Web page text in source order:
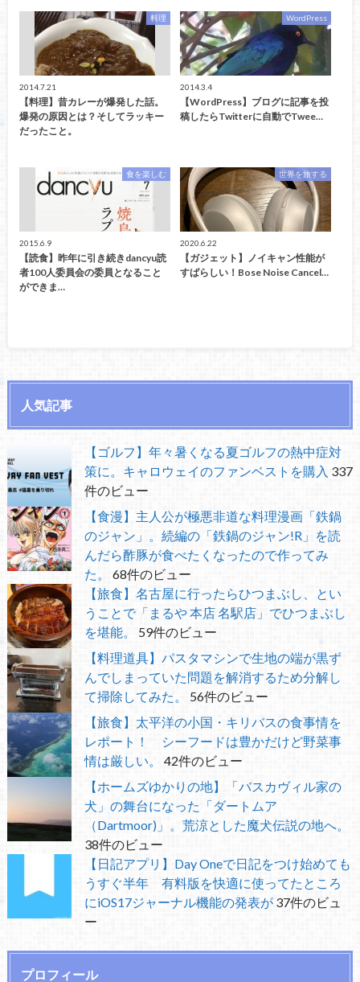
料理
2014.7.21
【料理】昔カレーが爆発した話。
爆発の原因とは？そしてラッキー
だったこと。
WordPress
2014.3.4
【WordPress】ブログに記事を投
稿したらTwitterに自動でTwee…
食を楽しむ
2015.6.9
【読食】昨年に引き続きdancyu読
者100人委員会の委員となること
ができま…
世界を旅する
2020.6.22
【ガジェット】ノイキャン性能が
すばらしい！Bose Noise Cancel…
人気記事
【ゴルフ】年々暑くなる夏ゴルフの熱中症対
策に。キャロウェイのファンベストを購入 337
件のビュー
【食漫】主人公が極悪非道な料理漫画「鉄鍋
のジャン」。続編の「鉄鍋のジャン!R」を読
んだら酢豚が食べたくなったので作ってみ
た。
68件のビュー
【旅食】名古屋に行ったらひつまぶし、とい
うことで「まるや 本店 名駅店」でひつまぶし
を堪能。
59件のビュー
【料理道具】パスタマシンで生地の端が黒ず
んでしまっていた問題を解消するため分解し
て掃除してみた。
56件のビュー
【旅食】太平洋の小国・キリバスの食事情を
レポート！ シーフードは豊かだけど野菜事
情は厳しい。
42件のビュー
【ホームズゆかりの地】「バスカヴィル家の
犬」の舞台になった「ダートムア
（Dartmoor)」。荒涼とした魔犬伝説の地へ。
38件のビュー
【日記アプリ】Day Oneで日記をつけ始めても
うすぐ半年 有料版を快適に使ってたところ
にiOS17ジャーナル機能の発表が 37件のビュ
ー
プロフィール